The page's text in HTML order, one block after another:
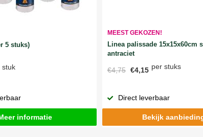
5 stuks)
stuk
informatie
MEEST GEKOZEN!
Linea palissade 15x15x60cm
antraciet
€4,75 €4,15 per stuks
Direct leverbaar
Bekijk